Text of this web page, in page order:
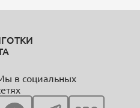
в социальных